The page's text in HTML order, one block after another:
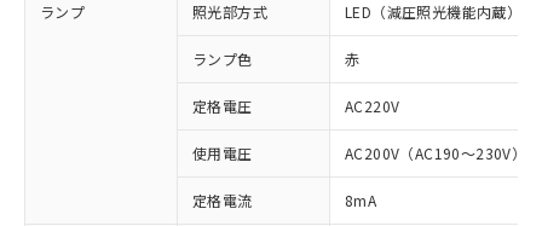
ランプ 照光部方式 LED（減圧照光機能内蔵）
ランプ色 赤
定格電圧 AC220V
使用電圧 AC200V（AC190～230V）
定格電流 8mA